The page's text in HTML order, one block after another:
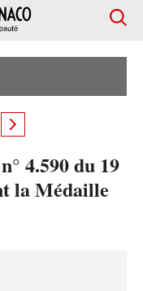
4.590 du 19
la Médaille